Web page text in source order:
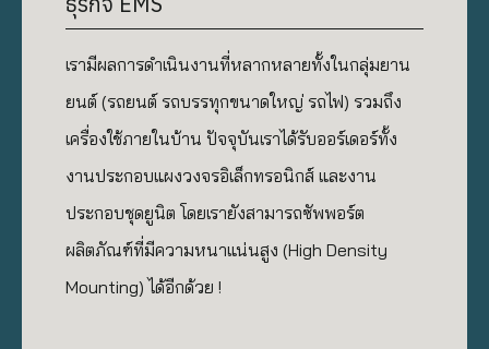
เรามีผลการดำเนินงานที่หลากหลายทั้งในกลุ่มยาน
ยนต์ (รถยนต์ รถบรรทุกขนาดใหญ่ รถไฟ) รวมถึง
เครื่องใช้ภายในบ้าน ปัจจุบันเราได้รับออร์เดอร์ทั้ง
งานประกอบแผงวงจรอิเล็กทรอนิกส์ และงาน
ประกอบชุดยูนิต โดยเรายังสามารถซัพพอร์ต
ผลิตภัณฑ์ที่มีความหนาแน่นสูง (High Density
Mounting) ได้อีกด้วย !